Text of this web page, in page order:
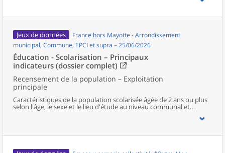
Jeux de données
France hors Mayotte - Arrondissement
municipal, Commune, EPCI et supra – 25/06/2026
Éducation - Scolarisation – Principaux
indicateurs (dossier complet)
Recensement de la population – Exploitation
principale
Caractéristiques de la population scolarisée âgée de 2 ans ou plus
selon l'âge, le sexe et le lieu d'étude au niveau communal et
supracommunal pour la France hors Mayotte.